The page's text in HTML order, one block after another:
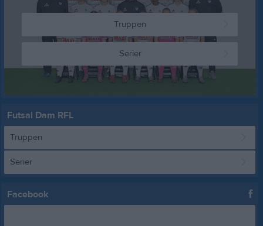
Truppen
Serier
Futsal Dam RFL
Truppen
Serier
Facebook